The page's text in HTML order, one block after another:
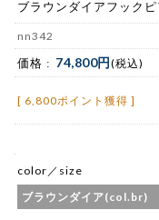
ブラウンダイアフック
nn342
価格 : 74,800円(税込)
[ 6,800ポイント獲得 ]
color／size
ブラウンダイア(col.br)